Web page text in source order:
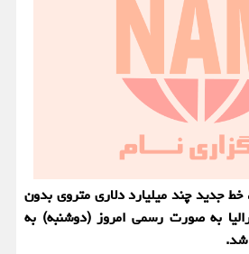
جدید چند میلیارد دلاری متروی بدون
به صورت رسمی امروز (دوشنبه) به
شد.